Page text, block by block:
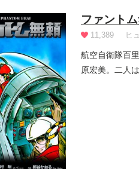
ファント
11,389 ヒ
航空自衛隊百
原宏美。二人